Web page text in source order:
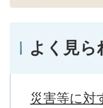
よく見ら
災害等に対